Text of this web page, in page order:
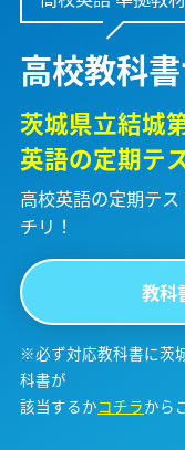
高校教科
茨城県立結城
英語の定期テ
高校英語の定期テ
チリ！
教科
※必ず対応教科書に茨
科書が
該当するかコチラから